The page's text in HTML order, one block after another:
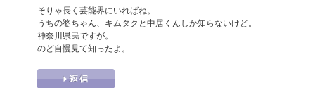
そりゃ長く芸能界にいればね。
うちの婆ちゃん、キムタクと中居くんしか知らないけど。
神奈川県民ですが。
のど自慢見て知ったよ。